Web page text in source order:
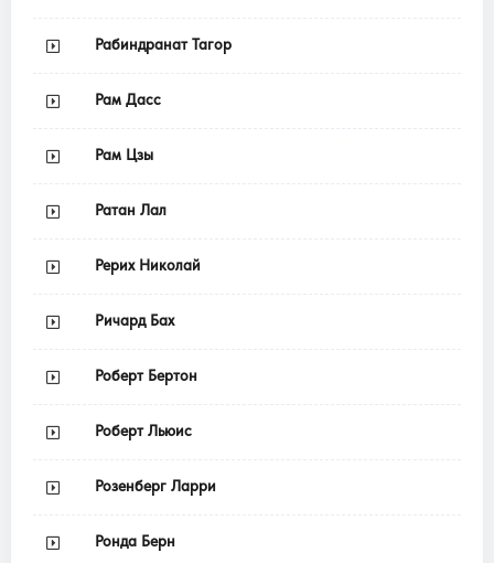
Рабиндранат Тагор
Рам Дасс
Рам Цзы
Ратан Лал
Рерих Николай
Ричард Бах
Роберт Бертон
Роберт Льюис
Розенберг Ларри
Ронда Берн